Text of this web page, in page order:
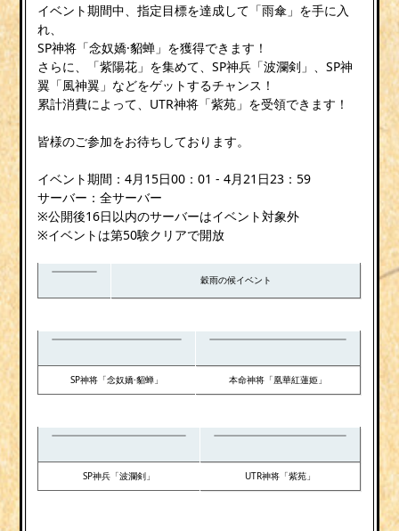
イベント期間中、指定目標を達成して「雨傘」を手に入
れ、
SP神将「念奴嬌·貂蝉」を獲得できます！
さらに、「紫陽花」を集めて、SP神兵「波瀾剣」、SP神
翼「風神翼」などをゲットするチャンス！
累計消費によって、UTR神将「紫苑」を受領できます！
皆様のご参加をお待ちしております。
イベント期間：4月15日00：01 - 4月21日23：59
サーバー：全サーバー
※公開後16日以内のサーバーはイベント対象外
※イベントは第50験クリアで開放
穀雨の候イベント
SP神将「念奴嬌·貂蝉」 本命神将「凰華紅蓮姫」
SP神兵「波瀾剣」 UTR神将「紫苑」